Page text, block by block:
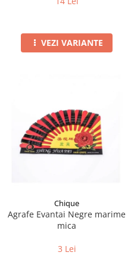
VEZI VARIANTE
Chique
Agrafe Evantai Negre marime
mica
3 Lei